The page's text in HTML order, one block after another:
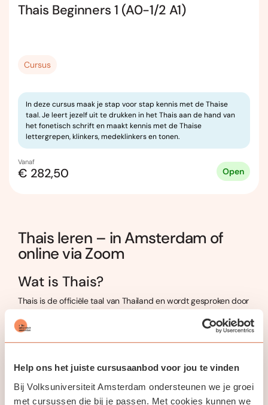
Help ons het juiste cursusaanbod voor jou te vinden
Bij Volksuniversiteit Amsterdam ondersteunen we je groei
met cursussen die bij je passen. Met cookies kunnen we
Thais Beginners 1 (A0-1/2 A1)
Cursus
In deze cursus maak je stap voor stap kennis met de Thaise
taal. Je leert jezelf uit te drukken in het Thais aan de hand van
het fonetisch schrift en maakt kennis met de Thaise
lettergrepen, klinkers, medeklinkers en tonen.
Vanaf
€ 282,50 Open
Thais leren – in Amsterdam of
online via Zoom
Wat is Thais?
Thais is de officiële taal van Thailand en wordt gesproken door
Kadai-taalfamilie en onderscheidt zich door het gebruik van
eigen schrift, dat van links naar rechts wordt geschreven en
afkomstig is uit een eeuwenoude schrijfcultuur. De taal speelt
een centrale rol in het dagelijks leven, onderwijs, media en
bestuur in Thailand. Door Thais te leren krijg je niet alleen